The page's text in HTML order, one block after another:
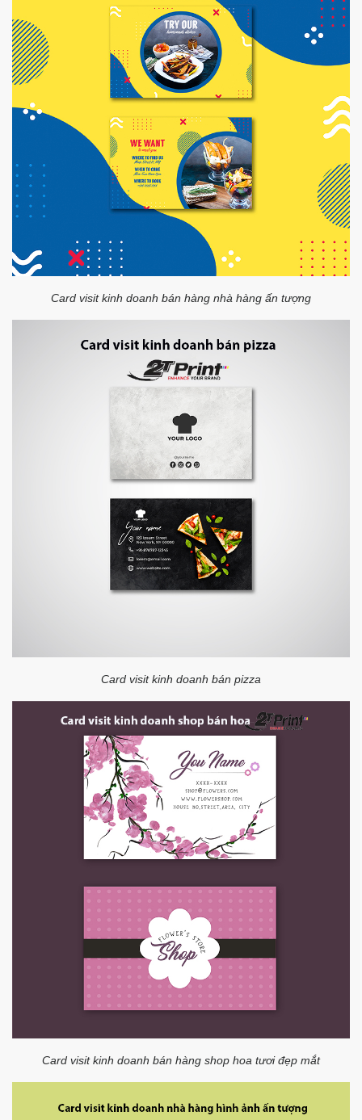
Card visit kinh doanh bán hàng nhà hàng ấn tượng
Card visit kinh doanh bán pizza
Card visit kinh doanh bán hàng shop hoa tươi đẹp mắt